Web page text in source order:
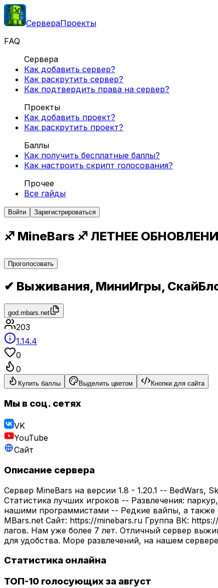
СервераПроекты
FAQ
Сервера
Как добавить сервер?
Как раскрутить сервер?
Как подтвердить права на сервер?
Проекты
Как добавить проект?
Как раскрутить проект?
Баллы
Как получить бесплатные баллы?
Как настроить скрипт голосования?
Прочее
Все гайды
Войти Зарегистрироваться
♐ MineBars ♐ ЛЕТНЕЕ
Проголосовать
✔ Выживания, МиниИгры,
god.mbars.net
203
1.14.4
0
0
Купить баллы Выделить цветом Кнопки для сайта
Мы в соц. сетях
VK
YouTube
Сайт
Описание сервера
Сервер MineBars на версии 1.8 - 1.20.1 -- BedWars,
Статистика лучших игроков -- Развлечения:
нашими программистами -- Редкие вайпы, а также
MBars.net Сайт: https://minebars.ru Группа ВК:
лагов. Нам уже более 7 лет. Отличный сервер
для удобства. Море развлечений, на нашем
Статистика онлайна
ТОП-10 голосующих за август